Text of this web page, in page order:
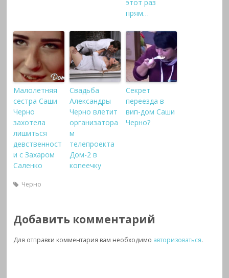
этот раз
прям…
Малолетняя
сестра Саши
Черно
захотела
лишиться
девственност
и с Захаром
Саленко
Свадьба
Александры
Черно влетит
организатора
м
телепроекта
Дом-2 в
копеечку
Секрет
переезда в
вип-дом Саши
Черно?
Черно
Добавить комментарий
Для отправки комментария вам необходимо авторизоваться.